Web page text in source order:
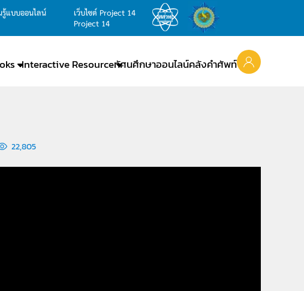
รู้แบบออนไลน์
เว็บไซต์ Project 14
Project 14
Interactive Resourceทัศนศึกษาออนไลน์คลังคำศัพท์
22,805